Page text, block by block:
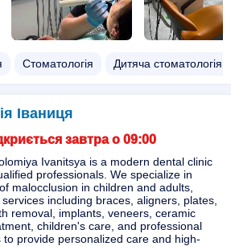
Стоматологія Дитяча стоматологія
Іваниця
завтра о 09:00
Ivanitsya is a modern dental clinic
professionals. We specialize in
malocclusion in children and adults,
including braces, aligners, plates,
removal, implants, veneers, ceramic
children's care, and professional
provide personalized care and high-